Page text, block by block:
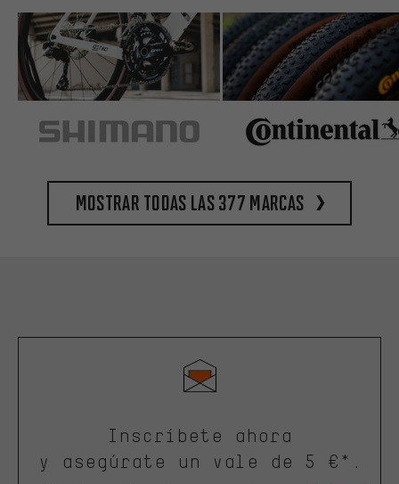
Mostrar todas las 377 marcas
Inscríbete ahora
y asegúrate un vale de 5 €*.